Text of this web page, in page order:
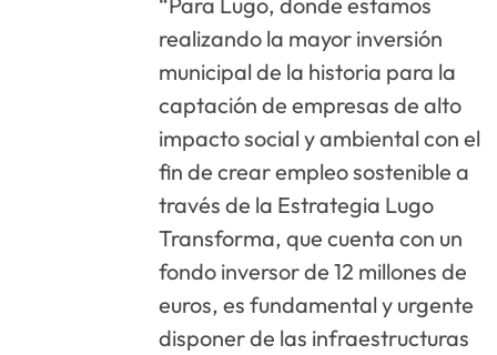
realizando la mayor inversión
municipal de la historia para la
captación de empresas de alto
impacto social y ambiental con el
fin de crear empleo sostenible a
través de la Estrategia Lugo
Transforma, que cuenta con un
fondo inversor de 12 millones de
euros, es fundamental y urgente
disponer de las infraestructuras